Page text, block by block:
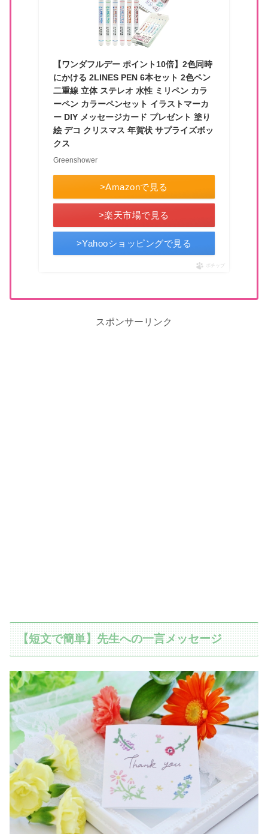
【ワンダフルデー ポイント10倍】2色同時
にかける 2LINES PEN 6本セット 2色ペン
二重線 立体 ステレオ 水性 ミリペン カラ
ーペン カラーペンセット イラストマーカ
ー DIY メッセージカード プレゼント 塗り
絵 デコ クリスマス 年賀状 サプライズボッ
クス
Greenshower
>Amazonで見る
>楽天市場で見る
>Yahooショッピングで見る
ポチップ
スポンサーリンク
【短文で簡単】先生への一言メッセージ